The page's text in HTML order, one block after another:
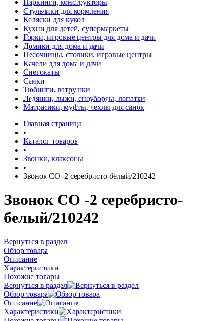
Паркинги, конструкторы
Стульчики для кормления
Коляски для кукол
Кухни для детей, супермаркеты
Горки, игровые центры для дома и дачи
Домики для дома и дачи
Песочницы, столики, игровые центры
Качели для дома и дачи
Снегокаты
Санки
Тюбинги, ватрушки
Ледянки, лыжи, сноуборды, лопатки
Матрасики, муфты, чехлы для санок
Главная страница
•
Каталог товаров
•
Звонки, клаксоны
•
Звонок СО -2 серебристо-белый/210242
Звонок СО -2 серебристо-
белый/210242
Вернуться в раздел
Обзор товара
Описание
Характеристики
Похожие товары
Вернуться в раздел
Обзор товара
Описание
Характеристики